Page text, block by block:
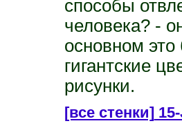
способы
человека? -
основном
гигантские
рисунки.
[все стенки]15-